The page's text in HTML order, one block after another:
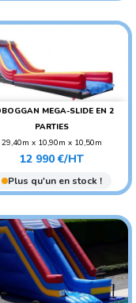
MEGA-SLIDE EN 2
PARTIES
29,40m x 10,90m x 10,50m
POIDS : 900 KG
AGE CONSEILLÉ :
ADO/ADULTE
Prix
12 990 €/HT
Plus qu'un en stock !